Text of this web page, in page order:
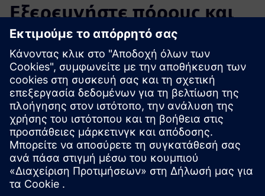
Εξερευνήστε πόρους και
σχετικά προϊόντα
Πρόσθετες πληροφορίες και πόροι
Περισσότερες πληροφορίες
Προαπαιτούμενα
Polarion